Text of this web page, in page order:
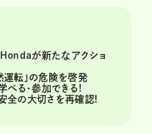
が新たなアクショ
運転」の危険を啓発
べる・参加できる!
全の大切さを再確認!